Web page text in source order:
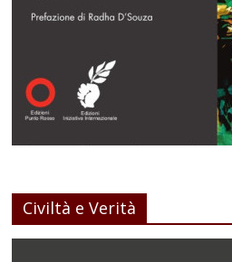
Civiltà e Verità